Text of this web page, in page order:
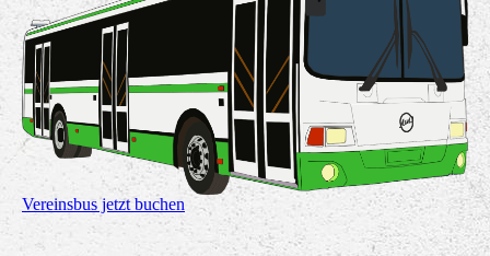
Vereinsbus jetzt buchen